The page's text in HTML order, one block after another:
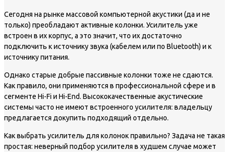
Сегодня на рынке массовой компьютерной акустики (да и не
только) преобладают активные колонки. Усилитель уже
встроен в их корпус, а это значит, что их достаточно
подключить к источнику звука (кабелем или по Bluetooth) и к
источнику питания.
Однако старые добрые пассивные колонки тоже не сдаются.
Как правило, они применяются в профессиональной сфере и в
сегменте Hi-Fi и Hi-End. Высококачественные акустические
системы часто не имеют встроенного усилителя: владельцу
предлагается докупить подходящий отдельно.
Как выбрать усилитель для колонок правильно? Задача не такая
простая: неверный подбор усилителя в худшем случае может